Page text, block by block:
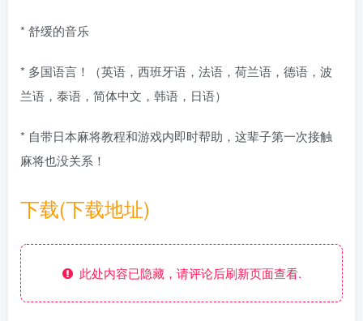
* 舒缓的音乐
* 多国语言！（英语，西班牙语，法语，荷兰语，德语，波
兰语，泰语，简体中文，韩语，日语）
* 自带日本麻将教程和游戏内即时帮助，这辈子第一次接触
麻将也没关系！
下载(下载地址)
此处内容已隐藏，请评论后刷新页面查看.